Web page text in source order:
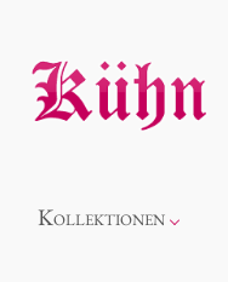
Kollektionen